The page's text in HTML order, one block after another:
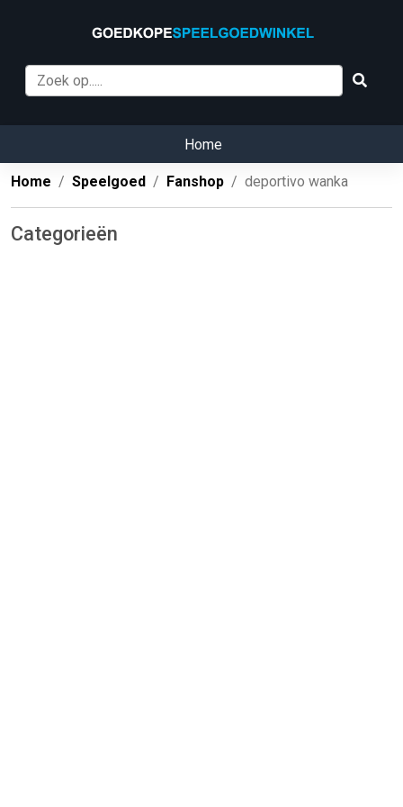
Home
Home Speelgoed Fanshop deportivo wanka
Categorieën